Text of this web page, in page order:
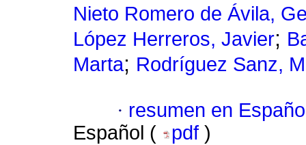
Nieto Romero de Ávila,
López Herreros, Javier;
Marta; Rodríguez Sanz,
· resumen en
Español (
pdf )